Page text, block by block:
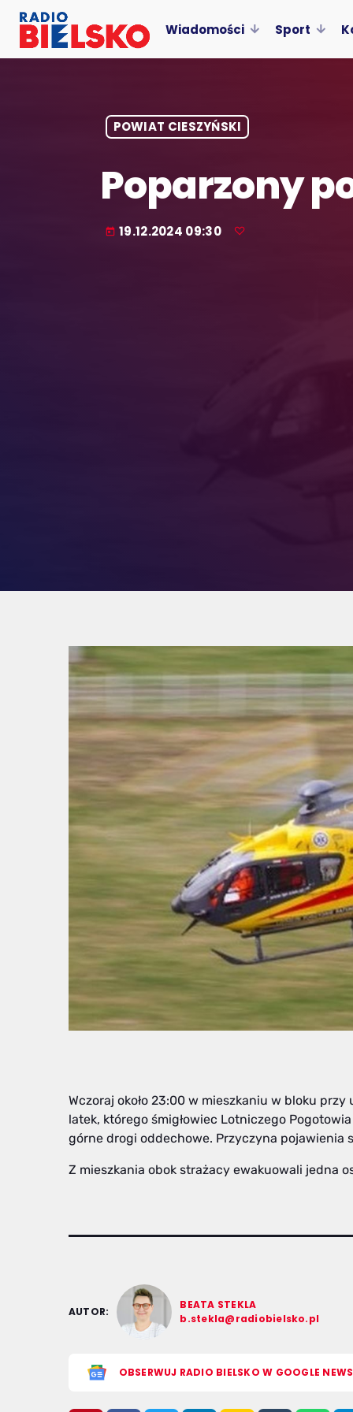
Wiadomości Sport
POWIAT CIESZYŃSKI
Poparzony
today 19.12.2024 09:30
Wczoraj około 23:00 w mieszkaniu w bloku
latek, którego śmigłowiec Lotniczego
górne drogi oddechowe. Przyczyna pojawienia
Z mieszkania obok strażacy ewakuowali jedna
AUTOR:
BEATA STEKLA
b.stekla@radiobielsko.pl
OBSERWUJ RADIO BIELSKO W GOOGLE NEWS